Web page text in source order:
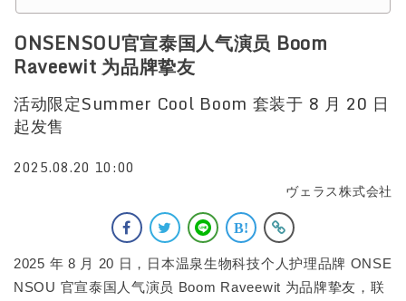
ONSENSOU官宣泰国人气演员 Boom
Raveewit 为品牌挚友
活动限定Summer Cool Boom 套装于 8 月 20 日
起发售
2025.08.20 10:00
ヴェラス株式会社
2025 年 8 月 20 日，日本温泉生物科技个人护理品牌 ONSE
NSOU 官宣泰国人气演员 Boom Raveewit 为品牌挚友，联